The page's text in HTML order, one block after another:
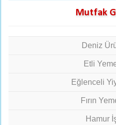
Mutfak
Deniz
Etli
Eğlenceli
Fırın
Hamur